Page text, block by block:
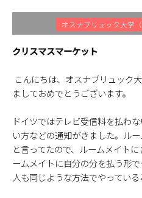
オスナブリュック大学（
クリスマスマーケット
こんにちは、オスナブリュック
ましておめでとうございます。
ドイツではテレビ受信料を払わ
い方などの通知がきました。ル
と言ってたので、ルームメイト
ームメイトに自分の分を払う形
人も同じような方法でやっている